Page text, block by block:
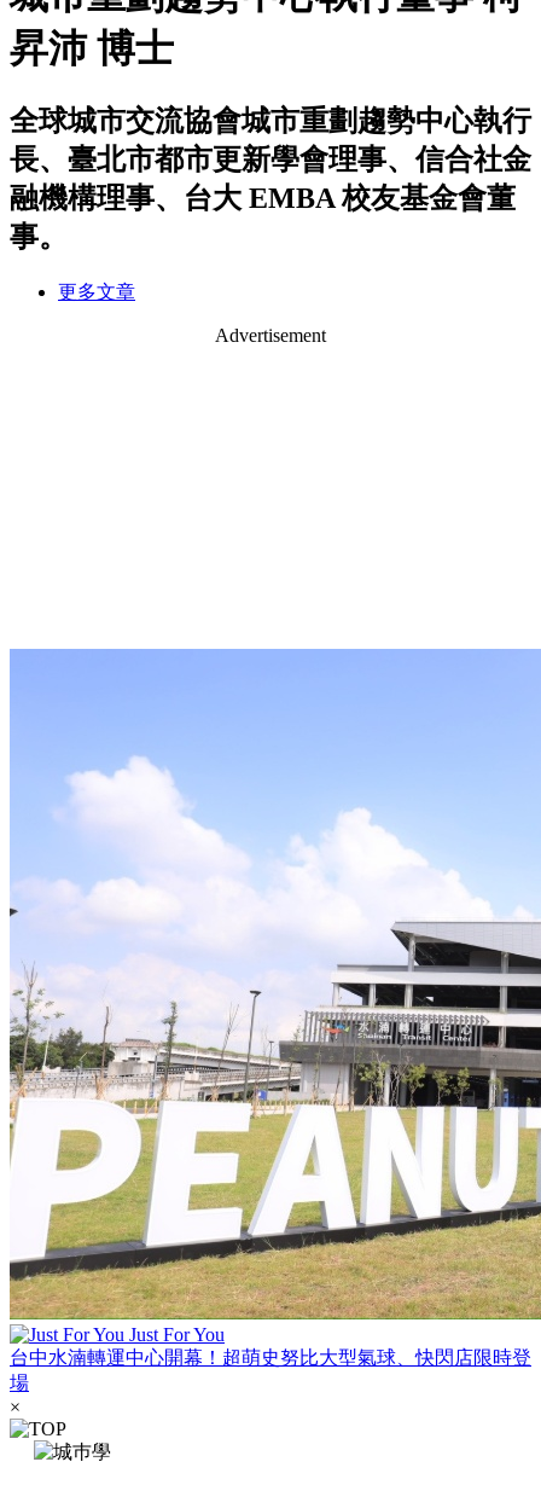
昇沛 博士
全球城市交流協會城市重劃趨勢中心執行
長、臺北市都市更新學會理事、信合社金
融機構理事、台大 EMBA 校友基金會董
事。
更多文章
Advertisement
Just For You
台中水湳轉運中心開幕！超萌史努比大型氣球、快閃店限時登
場
×